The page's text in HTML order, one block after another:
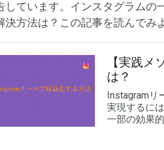
しています。インスタグラムの
決方法は？この記事を読んでみ
【実践
は？
Instagramリ
実現するに
一部の効果